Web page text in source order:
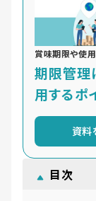
賞味期限や使
期限管理
用するポ
資料
目次